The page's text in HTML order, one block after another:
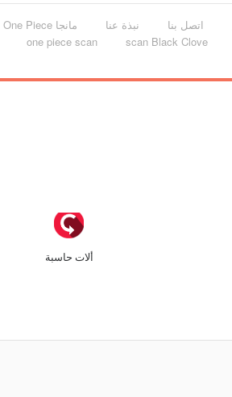
اتصل بنا نبذة عنا
مانجا One Piece الفصل 928 مترجم
scan Black Clove
one piece scan